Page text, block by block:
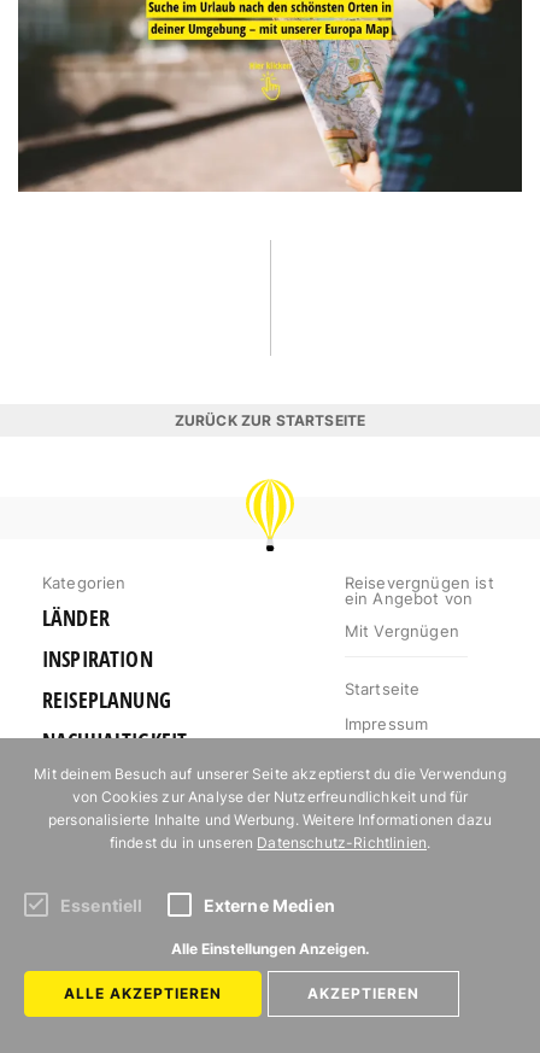
ZURÜCK ZUR STARTSEITE
REISEVERGNÜGEN
Kategorien
LÄNDER
INSPIRATION
REISEPLANUNG
NACHHALTIGKEIT
UNTERKÜNFTE IN
EUROPA
OUTDOOR
URLAUB FÜR
FOODIES
Reisevergnügen ist
ein Angebot von
Mit Vergnügen
Startseite
Impressum
Autor*innen
Mediakit
Abonniere unseren Newsletter!
Mit deinem Besuch auf unserer Seite akzeptierst du die Verwendung
von Cookies zur Analyse der Nutzerfreundlichkeit und für
personalisierte Inhalte und Werbung. Weitere Informationen dazu
findest du in unseren Datenschutz-Richtlinien.
Essentiell Externe Medien
Alle Einstellungen Anzeigen.
ALLE AKZEPTIEREN AKZEPTIEREN